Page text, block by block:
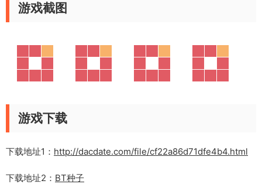
游戏截图
游戏下载
下载地址1： http://dacdate.com/file/cf22a86d71dfe4b4.html
下载地址2： BT种子